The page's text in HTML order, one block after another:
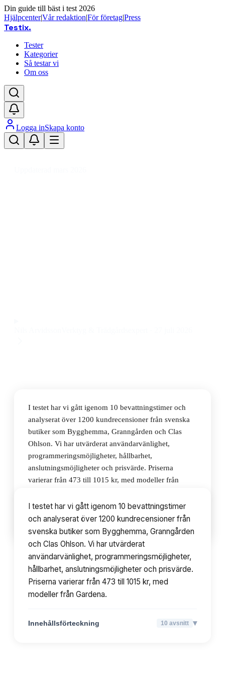
Din guide till bäst i test 2026
Hjälpcenter|Vår redaktion|För företag|Press
Testix.
Tester
Kategorier
Så testar vi
Om oss
Logga inSkapa konto
I testet har vi gått igenom 10 bevattningstimer och
analyserat över 1200 kundrecensioner från svenska
butiker som Bygghemma, Granngården och Clas
Ohlson. Vi har utvärderat användarvänlighet,
programmeringsmöjligheter, hållbarhet,
anslutningsmöjligheter och prisvärde. Priserna
varierar från 473 till 1015 kr, med modeller från
Innehållsförteckning 10avsnitt
I testet har vi gått igenom 10 bevattningstimer
och analyserat över 1200 kundrecensioner från
svenska butiker som Bygghemma, Granngården
och Clas Ohlson. Vi har utvärderat
användarvänlighet, programmeringsmöjligheter,
hållbarhet, anslutningsmöjligheter och prisvärde.
Priserna varierar från 473 till 1015 kr, med
modeller från Gardena.
Innehållsförteckning 10 avsnitt ▾